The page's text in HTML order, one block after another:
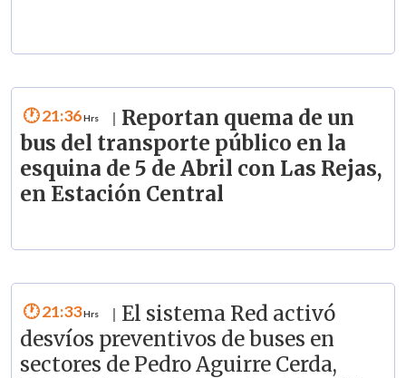
21:36
Reportan quema de un
bus del transporte público en la
esquina de 5 de Abril con Las Rejas,
en Estación Central
21:33
El sistema Red activó
desvíos preventivos de buses en
sectores de Pedro Aguirre Cerda,